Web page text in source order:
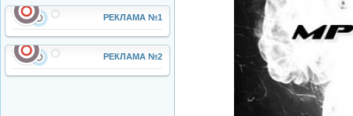
РЕКЛАМА №1
РЕКЛАМА №2